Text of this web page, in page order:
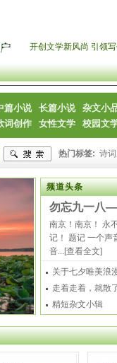
开创文学新风尚 引领
篇小说 长篇小说 杂文小
词创作 女性文学 校园文
热门标签: 诗词
频道头条
勿忘九一八
南京！南京！ 永
记！ 题记 一个声
音...[查看全文]
关于七夕唯美浪
100首
走着走着，就
摩散文
精短杂文小辑